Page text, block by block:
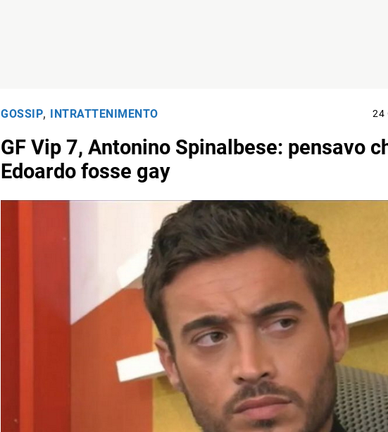
GOSSIP, INTRATTENIMENTO 24
GF Vip 7, Antonino Spinalbese: pensavo
Edoardo fosse gay